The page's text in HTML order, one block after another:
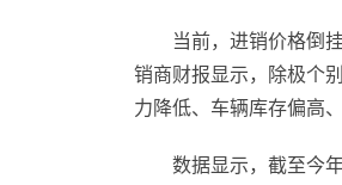
当前，进销价格倒
销商财报显示，除极个
力降低、车辆库存偏高
数据显示，截至今